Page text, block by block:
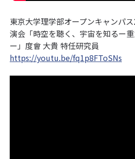
東京大学理学部オープンキャンパ
演会「時空を聴く、宇宙を知るー
ー」度會 大貴 特任研究員
https://youtu.be/fq1p8FToSNs